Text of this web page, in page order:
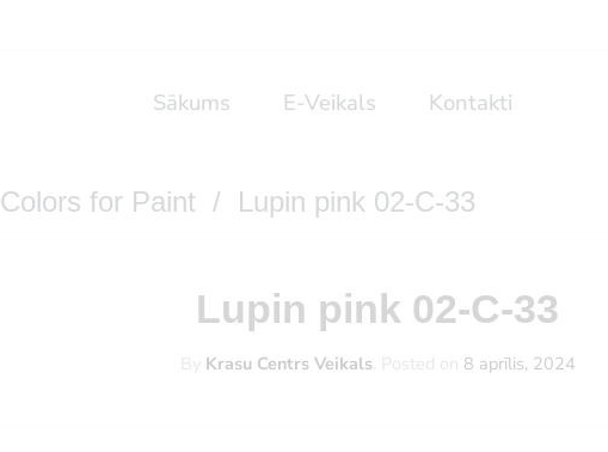
Sākums E-Veikals Kontakti
Colors for Paint / Lupin pink 02-C-33
Lupin pink 02-C-33
By Krasu Centrs Veikals. Posted on 8 aprīlis, 2024